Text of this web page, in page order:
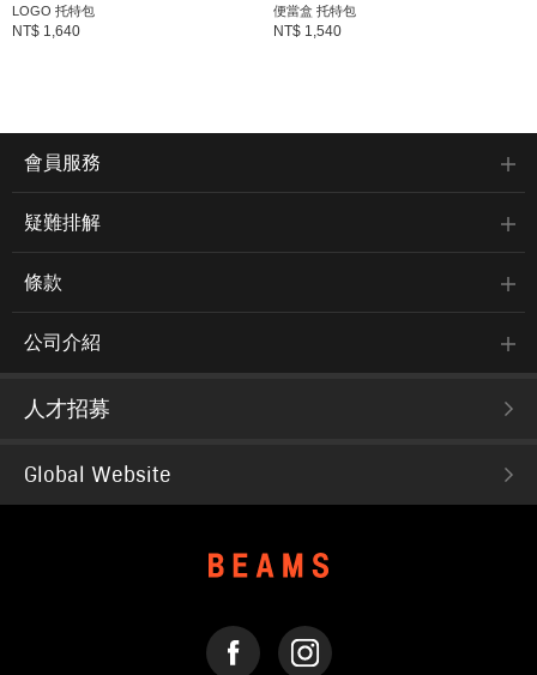
LOGO 托特包
NT$ 1,640
便當盒 托特包
NT$ 1,540
會員服務
疑難排解
條款
公司介紹
人才招募
Global Website